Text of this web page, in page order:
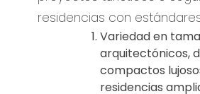
residencias con
Variedad en
arquitectónicos,
compactos
residencias